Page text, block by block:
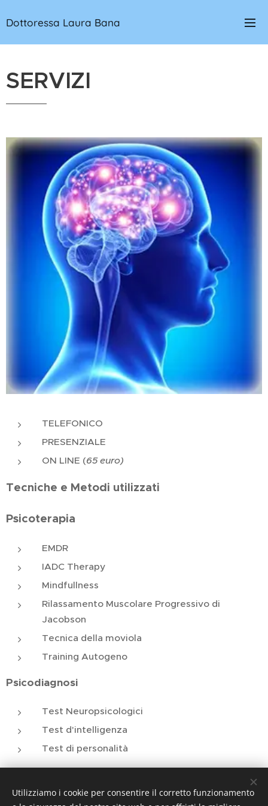
Dottoressa Laura Bana
SERVIZI
TELEFONICO
PRESENZIALE
ON LINE (65 euro)
Tecniche e Metodi utilizzati
Psicoterapia
EMDR
IADC Therapy
Mindfullness
Rilassamento Muscolare Progressivo di
Jacobson
Tecnica della moviola
Training Autogeno
Psicodiagnosi
Test Neuropsicologici
Test d'intelligenza
Test di personalità
specializzanda in Psichiatria Ospedale Molinette -
Utilizziamo i cookie per consentire il corretto funzionamento